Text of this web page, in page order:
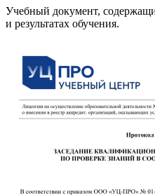
Учебный документ,
и результатах обучения.